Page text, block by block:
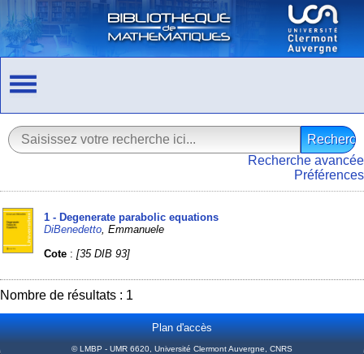
Recherche avancée
Préférences
1 - Degenerate parabolic equations
DiBenedetto , Emmanuele
Cote :[35 DIB 93]
Nombre de résultats : 1
Plan d'accès
© LMBP - UMR 6620, Université Clermont Auvergne, CNRS